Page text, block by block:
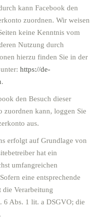
kann Facebook den
zuordnen. Wir weisen
keine Kenntnis vom
Nutzung durch
hierzu finden Sie in der
https://de-
.
den Besuch dieser
zuordnen kann, loggen Sie
aus.
erfolgt auf Grundlage von
hat ein
umfangreichen
eine entsprechende
Verarbeitung
6 Abs. 1 lit. a DSGVO; die